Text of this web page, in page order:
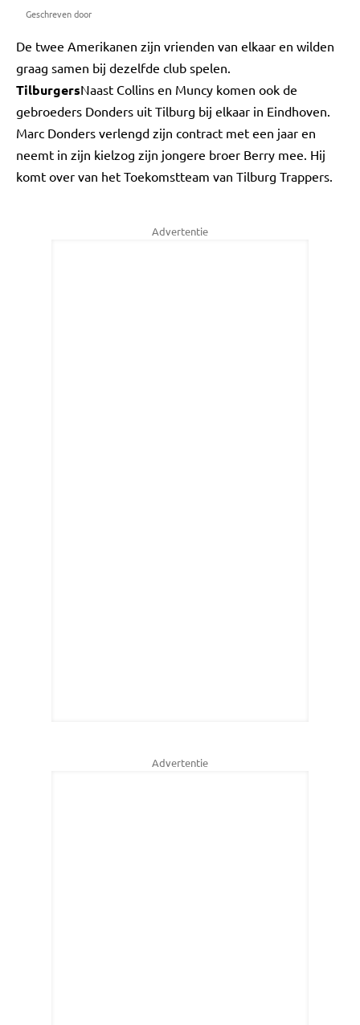
Geschreven door
De twee Amerikanen zijn vrienden van elkaar en wilden
graag samen bij dezelfde club spelen.
TilburgersNaast Collins en Muncy komen ook de
gebroeders Donders uit Tilburg bij elkaar in Eindhoven.
Marc Donders verlengd zijn contract met een jaar en
neemt in zijn kielzog zijn jongere broer Berry mee. Hij
komt over van het Toekomstteam van Tilburg Trappers.
Advertentie
Advertentie